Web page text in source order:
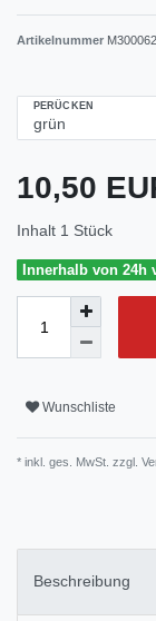
Artikelnummer
PERÜCKEN
10,50
Inhalt 1 Stück
Innerhalb von 24h
Wunschliste
* inkl. ges. MwSt. zzgl.
Beschreibung